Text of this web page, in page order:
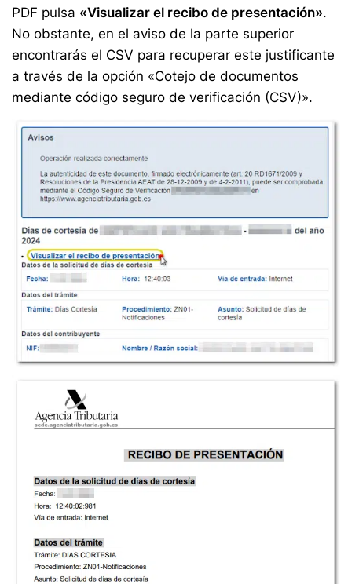
PDF pulsa «Visualizar el recibo de presentación».
No obstante, en el aviso de la parte superior
encontrarás el CSV para recuperar este justificante
a través de la opción «Cotejo de documentos
mediante código seguro de verificación (CSV)».